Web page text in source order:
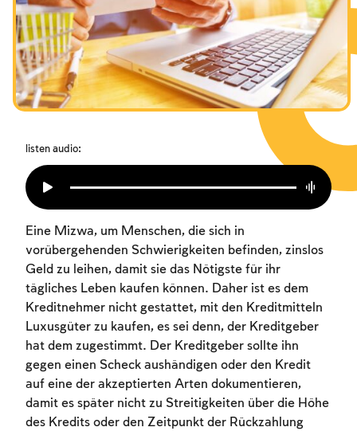
Das Fasten der Zerstörung
Amtseinführung
Purim
listen audio:
Eine Mizwa, um Menschen, die sich in
vorübergehenden Schwierigkeiten befinden, zinslos
Geld zu leihen, damit sie das Nötigste für ihr
tägliches Leben kaufen können. Daher ist es dem
Kreditnehmer nicht gestattet, mit den Kreditmitteln
Luxusgüter zu kaufen, es sei denn, der Kreditgeber
hat dem zugestimmt. Der Kreditgeber sollte ihn
gegen einen Scheck aushändigen oder den Kredit
auf eine der akzeptierten Arten dokumentieren,
damit es später nicht zu Streitigkeiten über die Höhe
des Kredits oder den Zeitpunkt der Rückzahlung